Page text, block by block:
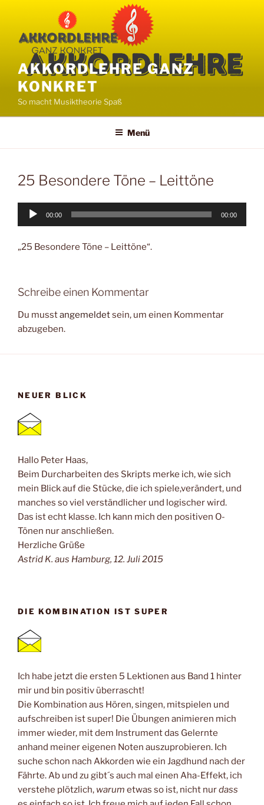
springen
AKKORDLEHRE GANZ
KONKRET
So macht Musiktheorie Spaß
Menü
25 Besondere Töne – Leittöne
Audio-
00:00 00:00
„25 Besondere Töne – Leittöne“.
Schreibe einen Kommentar
Du musstangemeldetsein, um einen Kommentar
abzugeben.
NEUER BLICK
Hallo Peter Haas,
Beim Durcharbeiten des Skripts merke ich, wie sich
mein Blick auf die Stücke, die ich spiele,verändert, und
manches so viel verständlicher und logischer wird.
Das ist echt klasse. Ich kann mich den positiven O-
Tönen nur anschließen.
Herzliche Grüße
Astrid K. aus Hamburg, 12. Juli 2015
DIE KOMBINATION IST SUPER
Ich habe jetzt die ersten 5 Lektionen aus Band 1 hinter
mir und bin positiv überrascht!
Die Kombination aus Hören, singen, mitspielen und
aufschreiben ist super! Die Übungen animieren mich
immer wieder, mit dem Instrument das Gelernte
anhand meiner eigenen Noten auszuprobieren. Ich
suche schon nach Akkorden wie ein Jagdhund nach der
Fährte. Ab und zu gibt´s auch mal einen Aha-Effekt, ich
verstehe plötzlich, warum etwas so ist, nicht nurdass